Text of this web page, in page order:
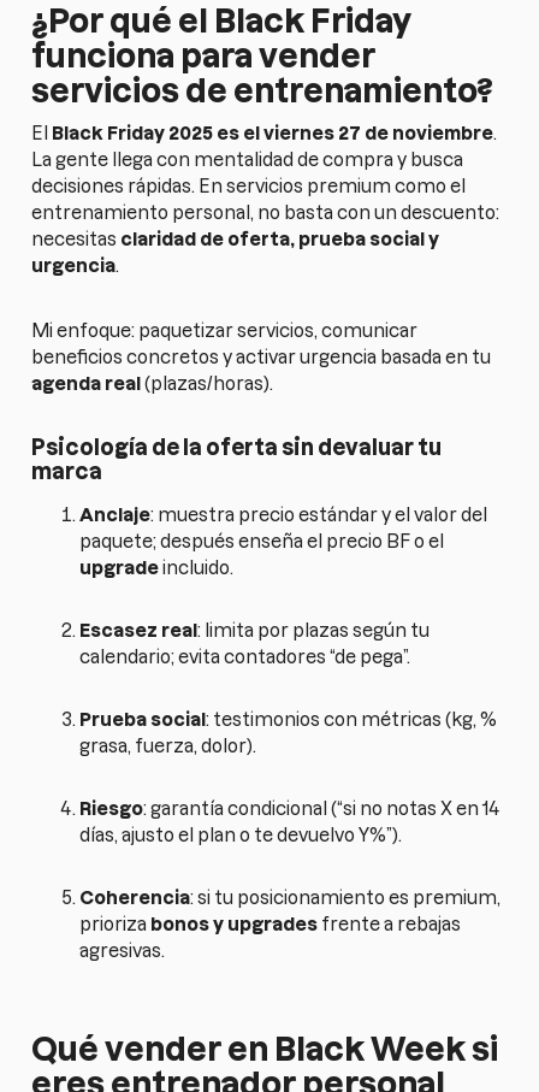
¿Por qué el Black Friday
funciona para vender
servicios de entrenamiento?
El Black Friday 2025 es el viernes 27 de noviembre.
La gente llega con mentalidad de compra y busca
decisiones rápidas. En servicios premium como el
entrenamiento personal, no basta con un descuento:
necesitas claridad de oferta, prueba social y
urgencia.
Mi enfoque: paquetizar servicios, comunicar
beneficios concretos y activar urgencia basada en tu
agenda real(plazas/horas).
Psicología de la oferta sin devaluar tu
marca
Anclaje: muestra precio estándar y el valor del
paquete; después enseña el precio BF o el
upgradeincluido.
Escasez real: limita por plazas según tu
calendario; evita contadores “de pega”.
Prueba social: testimonios con métricas (kg, %
grasa, fuerza, dolor).
Riesgo: garantía condicional (“si no notas X en 14
días, ajusto el plan o te devuelvo Y%”).
Coherencia: si tu posicionamiento es premium,
prioriza bonos y upgrades frente a rebajas
agresivas.
Qué vender en Black Week si
eres entrenador personal